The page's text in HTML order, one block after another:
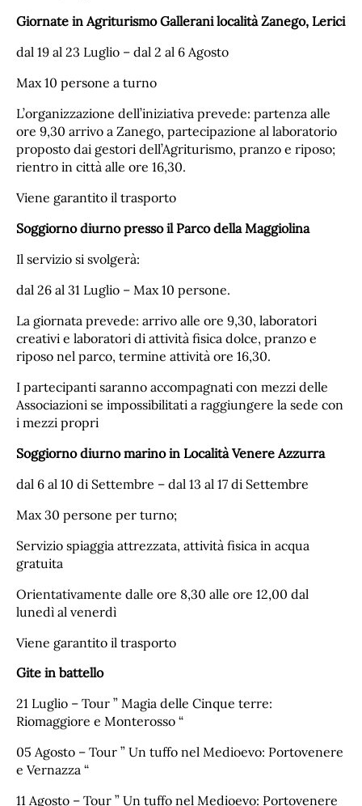
Giornate in Agriturismo Gallerani località Zanego, Lerici
dal 19 al 23 Luglio – dal 2 al 6 Agosto
Max 10 persone a turno
L’organizzazione dell’iniziativa prevede: partenza alle
ore 9,30 arrivo a Zanego, partecipazione al laboratorio
proposto dai gestori dell’Agriturismo, pranzo e riposo;
rientro in città alle ore 16,30.
Viene garantito il trasporto
Soggiorno diurno presso il Parco della Maggiolina
Il servizio si svolgerà:
dal 26 al 31 Luglio – Max 10 persone.
La giornata prevede: arrivo alle ore 9,30, laboratori
creativi e laboratori di attività fisica dolce, pranzo e
riposo nel parco, termine attività ore 16,30.
I partecipanti saranno accompagnati con mezzi delle
Associazioni se impossibilitati a raggiungere la sede con
i mezzi propri
Soggiorno diurno marino in Località Venere Azzurra
dal 6 al 10 di Settembre – dal 13 al 17 di Settembre
Max 30 persone per turno;
Servizio spiaggia attrezzata, attività fisica in acqua
gratuita
Orientativamente dalle ore 8,30 alle ore 12,00 dal
lunedì al venerdì
Viene garantito il trasporto
Gite in battello
21 Luglio – Tour ” Magia delle Cinque terre:
Riomaggiore e Monterosso “
05 Agosto – Tour ” Un tuffo nel Medioevo: Portovenere
e Vernazza “
11 Agosto – Tour ” Un tuffo nel Medioevo: Portovenere